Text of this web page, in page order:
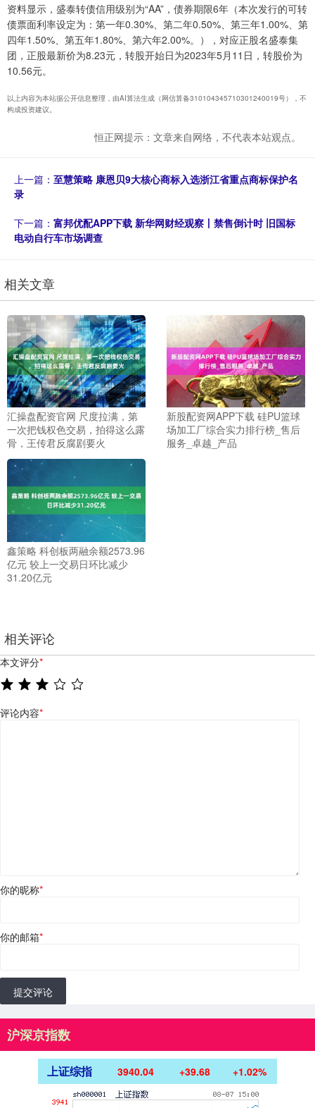
资料显示，盛泰转债信用级别为“AA”，债券期限6年（本次发行的可转
债票面利率设定为：第一年0.30%、第二年0.50%、第三年1.00%、第
四年1.50%、第五年1.80%、第六年2.00%。），对应正股名盛泰集
团，正股最新价为8.23元，转股开始日为2023年5月11日，转股价为
10.56元。
以上内容为本站据公开信息整理，由AI算法生成（网信算备310104345710301240019号），不
构成投资建议。
恒正网提示：文章来自网络，不代表本站观点。
上一篇： 至慧策略 康恩贝9大核心商标入选浙江省重点商标保护名
录
下一篇： 富邦优配APP下载 新华网财经观察丨禁售倒计时 旧国标
电动自行车市场调查
相关文章
汇操盘配资官网 尺度拉满，第
一次把钱权色交易，拍得这么露
骨，王传君反腐剧要火
新股配资网APP下载 硅PU篮球
场加工厂综合实力排行榜_售后
服务_卓越_产品
鑫策略 科创板两融余额2573.96
亿元 较上一交易日环比减少
31.20亿元
相关评论
本文评分*
评论内容*
你的昵称*
你的邮箱*
提交评论
沪深京指数
上证综指 3940.04 +39.68 +1.02%